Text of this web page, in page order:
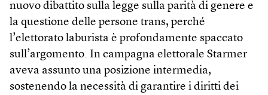
nuovo dibattito sulla legge sulla parità di genere e
la questione delle persone trans, perché
l’elettorato laburista è profondamente spaccato
sull’argomento. In campagna elettorale Starmer
aveva assunto una posizione intermedia,
sostenendo la necessità di garantire i diritti dei